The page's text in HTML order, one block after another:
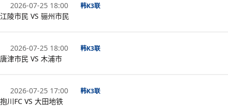
2026-07-25 18:00 韩K3联
江陵市民 VS 骊州市民
2026-07-25 18:00 韩K3联
唐津市民 VS 木浦市
2026-07-25 17:00 韩K3联
抱川FC VS 大田地铁